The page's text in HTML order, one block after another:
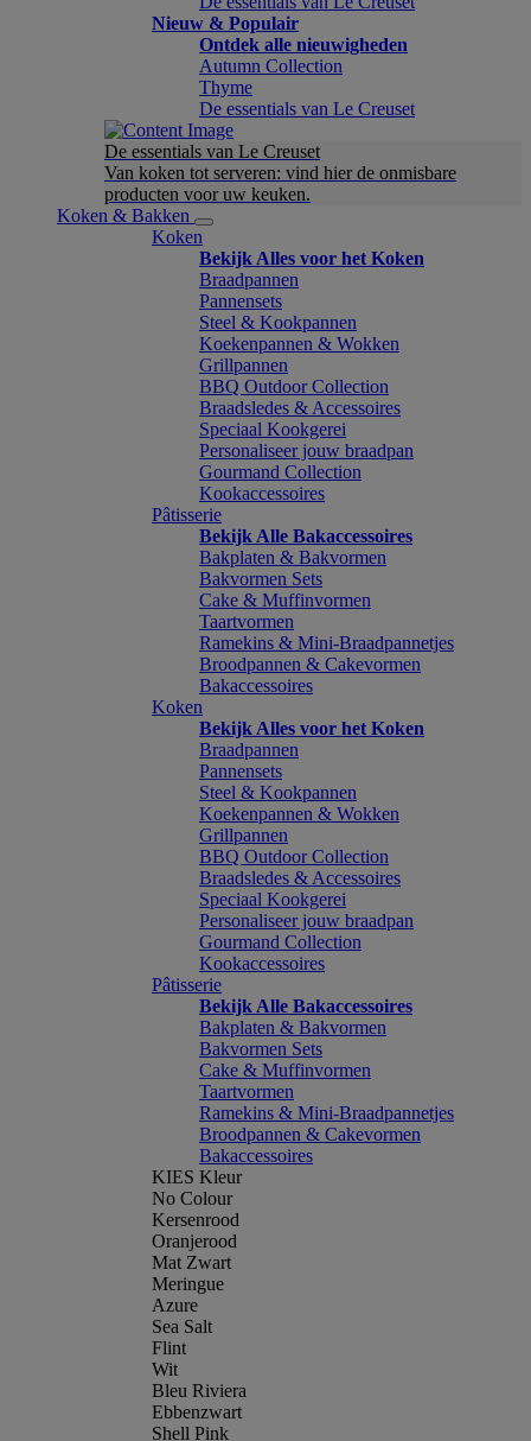
Nieuw & Populair
Ontdek alle nieuwigheden
Autumn Collection
Thyme
De essentials van Le Creuset
De essentials van Le Creuset
Van koken tot serveren: vind hier de onmisbare
producten voor uw keuken.
Koken & Bakken
Koken
Bekijk Alles voor het Koken
Braadpannen
Pannensets
Steel & Kookpannen
Koekenpannen & Wokken
Grillpannen
BBQ Outdoor Collection
Braadsledes & Accessoires
Speciaal Kookgerei
Personaliseer jouw braadpan
Gourmand Collection
Kookaccessoires
Pâtisserie
Bekijk Alle Bakaccessoires
Bakplaten & Bakvormen
Bakvormen Sets
Cake & Muffinvormen
Taartvormen
Ramekins & Mini-Braadpannetjes
Broodpannen & Cakevormen
Bakaccessoires
Koken
Bekijk Alles voor het Koken
Braadpannen
Pannensets
Steel & Kookpannen
Koekenpannen & Wokken
Grillpannen
BBQ Outdoor Collection
Braadsledes & Accessoires
Speciaal Kookgerei
Personaliseer jouw braadpan
Gourmand Collection
Kookaccessoires
Pâtisserie
Bekijk Alle Bakaccessoires
Bakplaten & Bakvormen
Bakvormen Sets
Cake & Muffinvormen
Taartvormen
Ramekins & Mini-Braadpannetjes
Broodpannen & Cakevormen
Bakaccessoires
KIES Kleur
No Colour
Kersenrood
Oranjerood
Mat Zwart
Meringue
Azure
Sea Salt
Flint
Wit
Bleu Riviera
Ebbenzwart
Shell Pink